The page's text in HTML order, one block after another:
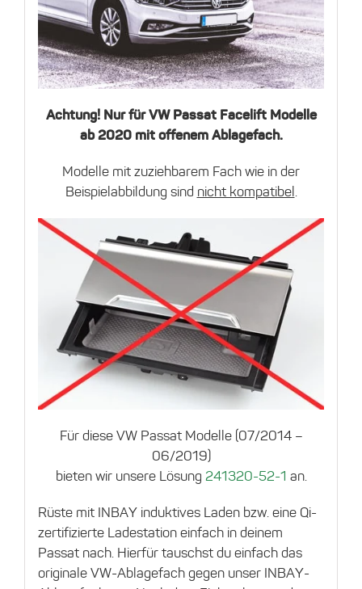
Achtung! Nur für VW Passat Facelift Modelle
ab 2020 mit offenem Ablagefach.
Modelle mit zuziehbarem Fach wie in der
Beispielabbildung sind nicht kompatibel
Für diese VW Passat Modelle (07/2014 –
06/2019)
bieten wir unsere Lösung 241320-52-1 an.
Rüste mit INBAY induktives Laden bzw. eine Qi-
zertifizierte Ladestation einfach in deinem
Passat nach. Hierfür tauschst du einfach das
originale VW-Ablagefach gegen unser INBAY-